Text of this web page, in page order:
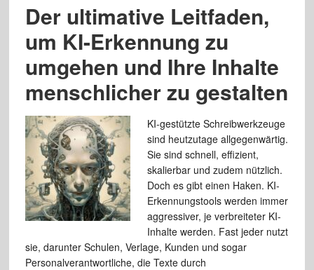
Der ultimative Leitfaden,
um KI-Erkennung zu
umgehen und Ihre Inhalte
menschlicher zu gestalten
KI-gestützte Schreibwerkzeuge
sind heutzutage allgegenwärtig.
Sie sind schnell, effizient,
skalierbar und zudem nützlich.
Doch es gibt einen Haken. KI-
Erkennungstools werden immer
aggressiver, je verbreiteter KI-
Inhalte werden. Fast jeder nutzt
sie, darunter Schulen, Verlage, Kunden und sogar
Personalverantwortliche, die Texte durch